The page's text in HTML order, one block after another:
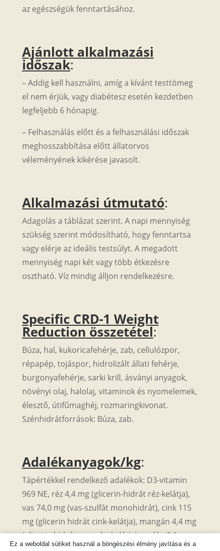
az egészségük fenntartásához.
Ajánlott alkalmazási
időszak:
– Addig kell használni, amíg a kívánt testtömeg
el nem érjük, vagy diabétesz esetén kezdetben
legfeljebb 6 hónapig.
– Felhasználás előtt és a felhasználási időszak
meghosszabbítása előtt állatorvos
véleményének kikérése javasolt.
Alkalmazási útmutató:
Adagolás a táblázat szerint. A napi mennyiség
szükség szerint módosítható, hogy fenntartsa
vagy elérje az ideális testsúlyt. A megadott
mennyiség napi két vagy több étkezésre
osztható. Víz mindig álljon rendelkezésre.
Specific CRD-1 Weight
Reduction összetétel:
Búza, hal, kukoricafehérje, zab, cellulózpor,
répapép, tojáspor, hidrolizált állati fehérje,
burgonyafehérje, sarki krill, ásványi anyagok,
növényi olaj, halolaj, vitaminok és nyomelemek,
élesztő, útifűmaghéj, rozmaringkivonat.
Szénhidrátforrások: Búza, zab.
Adalékanyagok/kg:
Tápértékkel rendelkező adalékok: D3-vitamin
969 NE, réz 4,4 mg (glicerin-hidrát réz-kelátja),
vas 74,0 mg (vas-szulfát monohidrát), cink 115
mg (glicerin hidrát cink-kelátja), mangán 4,4 mg
(glicerin hidrát mangán-kelátja), szelén 0,1 mg
Ez a weboldal sütiket használ a böngészési élmény javítása és a